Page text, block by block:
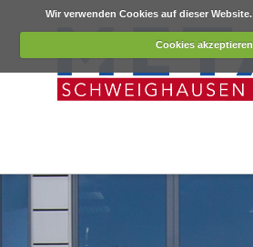
Wir verwenden Cookies auf dieser Website.
Cookies akzeptieren